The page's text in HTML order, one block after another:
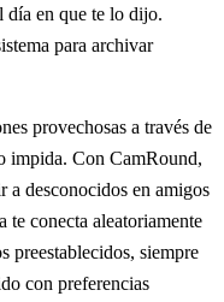
día en que te lo dijo.
para archivar
provechosas a través de
impida. Con CamRound,
a desconocidos en amigos
te conecta aleatoriamente
preestablecidos, siempre
con preferencias